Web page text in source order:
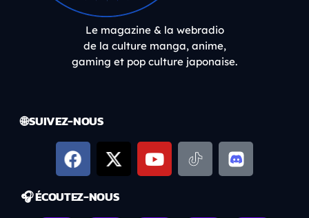
Le magazine & la webradio
de la culture manga, anime,
gaming et pop culture japonaise.
🌐 SUIVEZ-NOUS
🎧 ÉCOUTEZ-NOUS